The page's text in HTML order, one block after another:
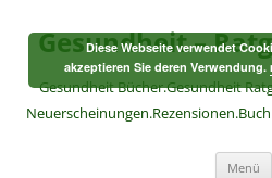
springen
Gesundheit –
Gesundheit Bücher.Gesundheit
Menü
Diese Webseite verwendet
akzeptieren Sie deren Verwendung.